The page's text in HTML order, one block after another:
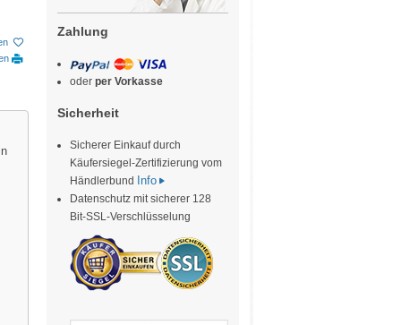
Zahlung
oder per Vorkasse
Sicherheit
Sicherer Einkauf durch
Käufersiegel-Zertifizierung vom
Händlerbund
Info
Datenschutz mit sicherer 128
Bit-SSL-Verschlüsselung